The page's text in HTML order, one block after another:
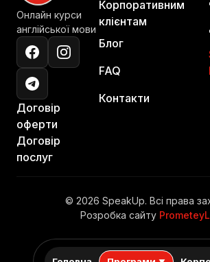
Онлайн курси
англійської мови
Договір
оферти
Договір
послуг
Корпоративним
клієнтам
Блог
FAQ
Контакти
© 2026 SpeakUp. Всі права
Розробка сайту